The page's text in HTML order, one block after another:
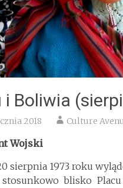
i Boliwia
2018 Culture
Wojski
sierpnia 1973 roku
stosunkowo blisko